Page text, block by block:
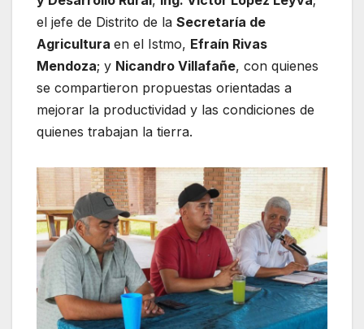
el jefe de Distrito de la Secretaría de
Agricultura en el Istmo, Efraín Rivas
Mendoza; y Nicandro Villafañe, con quienes
se compartieron propuestas orientadas a
mejorar la productividad y las condiciones de
quienes trabajan la tierra.